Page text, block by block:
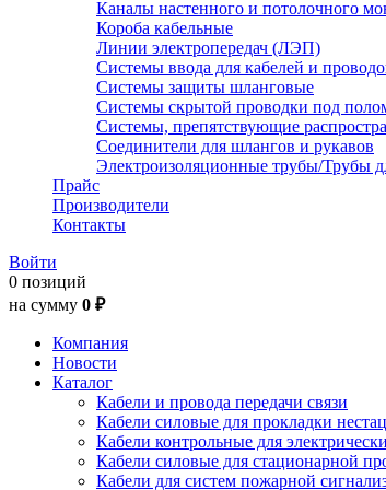
Каналы настенного и потолочного
Короба кабельные
Линии электропередач (ЛЭП)
Системы ввода для кабелей и
Системы защиты шланговые
Системы скрытой проводки под
Системы, препятствующие
Соединители для шлангов и рукавов
Электроизоляционные трубы/Трубы
Прайс
Производители
Контакты
Войти
0 позиций
на сумму 0 ₽
Компания
Новости
Каталог
Кабели и провода передачи связи
Кабели силовые для прокладки
Кабели контрольные для
Кабели силовые для стационарной
Кабели для систем пожарной